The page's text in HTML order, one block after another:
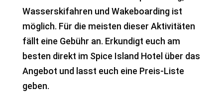
Wasserskifahren und Wakeboarding ist
möglich. Für die meisten dieser Aktivitäten
fällt eine Gebühr an. Erkundigt euch am
besten direkt im Spice Island Hotel über das
Angebot und lasst euch eine Preis-Liste
geben.